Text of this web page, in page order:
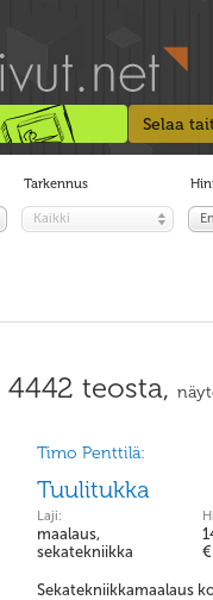
Selaa
Tarkennus
Kaikki
4442 teosta,
Timo Penttilä:
Tuulitukka
Laji:
maalaus,
sekatekniikka
€
Sekatekniikkamaalaus